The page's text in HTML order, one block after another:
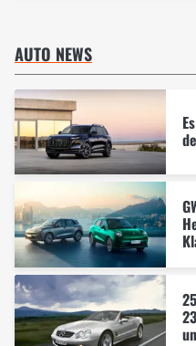
AUTO NEWS